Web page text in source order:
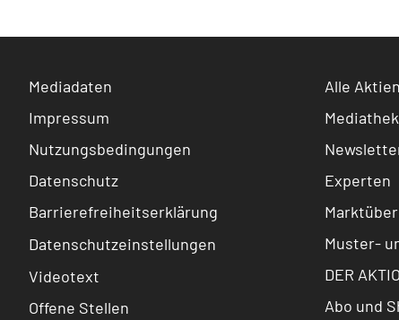
Mediadaten
Impressum
Nutzungsbedingungen
Datenschutz
Barrierefreiheitserklärung
Datenschutzeinstellungen
Videotext
Offene Stellen
Alle Aktien
Mediathek
Experten
Muster-
DER
Abo und